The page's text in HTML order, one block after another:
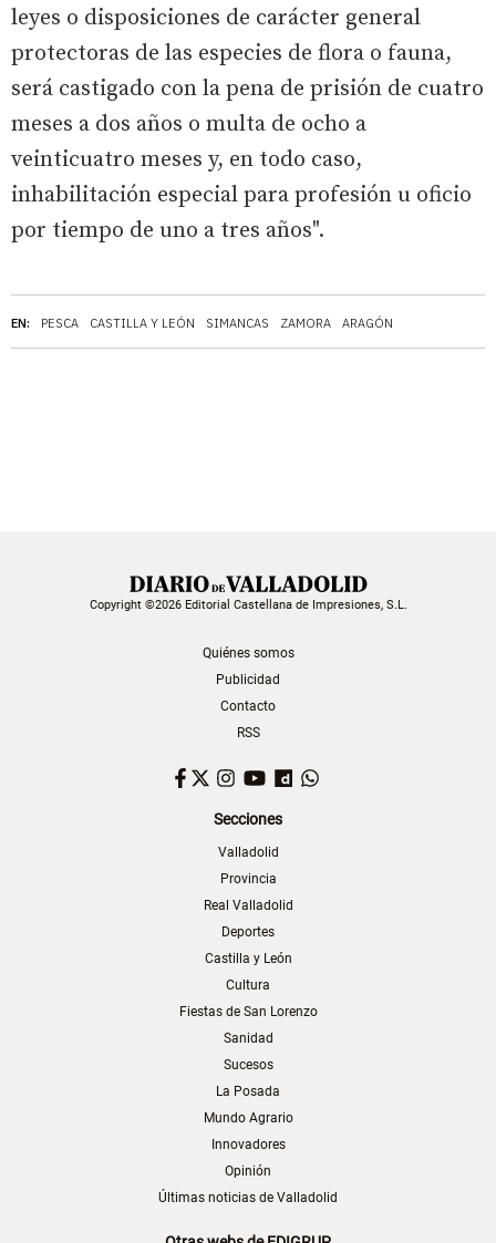
EN: PESCA CASTILLA Y LEÓN SIMANCAS ZAMORA ARAGÓN
leyes o disposiciones de carácter general
protectoras de las especies de flora o fauna,
será castigado con la pena de prisión de cuatro
meses a dos años o multa de ocho a
veinticuatro meses y, en todo caso,
inhabilitación especial para profesión u oficio
por tiempo de uno a tres años".
Copyright ©2026 Editorial Castellana de Impresiones, S.L.
Quiénes somos
Publicidad
Contacto
RSS
Facebook
TwitterInstagram
YouTubeDailymotion
Secciones
Valladolid
Provincia
Real Valladolid
Deportes
Castilla y León
Cultura
Fiestas de San Lorenzo
Sanidad
Sucesos
La Posada
Mundo Agrario
Innovadores
Opinión
Últimas noticias de Valladolid